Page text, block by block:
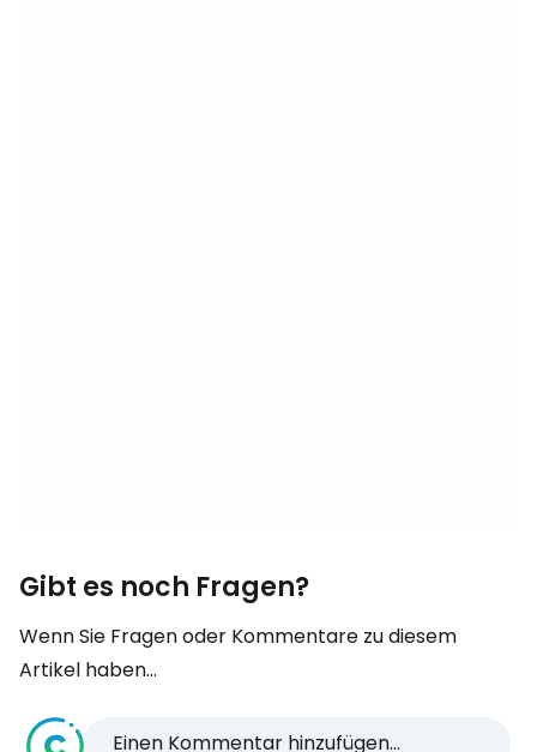
Gibt es noch Fragen?
Wenn Sie Fragen oder Kommentare zu diesem
Artikel haben...
Einen Kommentar hinzufügen...